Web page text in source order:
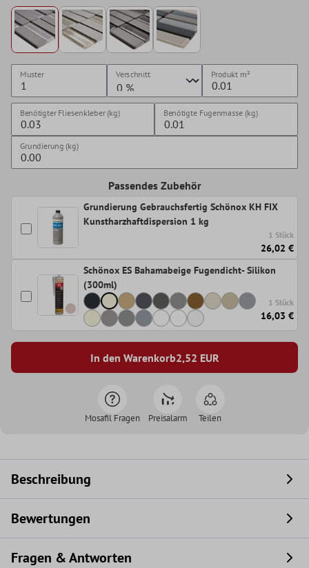
Muster Verschnitt Produkt m²
Benötigter Fliesenkleber (kg) Benötigte Fugenmasse (kg)
Grundierung (kg)
Passendes Zubehör
Grundierung Gebrauchsfertig Schönox KH FIX
Kunstharzhaftdispersion 1 kg
1 Stück
26,02 €
Schönox ES Bahamabeige Fugendicht- Silikon
(300ml)
1 Stück
16,03 €
In den Warenkorb2,52 EUR
Mosafil Fragen Preisalarm Teilen
Beschreibung
Bewertungen
Fragen & Antworten